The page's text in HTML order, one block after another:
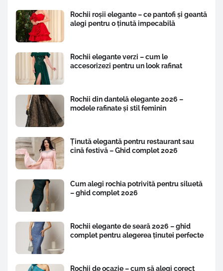
Rochii roșii elegante – ce pantofi și geantă
alegi pentru o ținută impecabilă
Rochii elegante verzi – cum le
accesorizezi pentru un look rafinat
Rochii din dantelă elegante 2026 –
modele rafinate și stil feminin
Ținută elegantă pentru restaurant sau
cină festivă – Ghid complet 2026
Cum alegi rochia potrivită pentru siluetă
– ghid complet 2026
Rochii elegante de seară 2026 – ghid
complet pentru alegerea ținutei perfecte
Rochii de ocazie – cum să alegi corect